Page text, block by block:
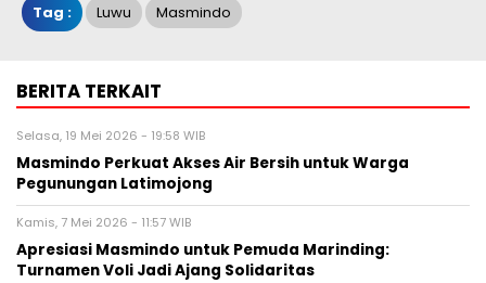
Tag : Luwu Masmindo
BERITA TERKAIT
Selasa, 19 Mei 2026 - 19:58 WIB
Masmindo Perkuat Akses Air Bersih untuk Warga
Pegunungan Latimojong
Kamis, 7 Mei 2026 - 11:57 WIB
Apresiasi Masmindo untuk Pemuda Marinding:
Turnamen Voli Jadi Ajang Solidaritas